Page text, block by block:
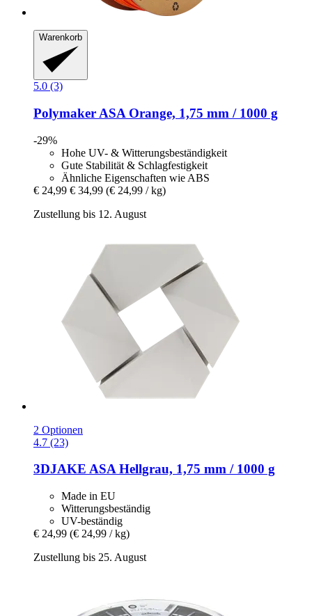
Warenkorb
5.0 (3)
Polymaker ASA Orange, 1,75 mm / 1000 g
-29%
Hohe UV- & Witterungsbeständigkeit
Gute Stabilität & Schlagfestigkeit
Ähnliche Eigenschaften wie ABS
€ 24,99 € 34,99 (€ 24,99 / kg)
Zustellung bis 12. August
2 Optionen
4.7 (23)
3DJAKE ASA Hellgrau, 1,75 mm / 1000 g
Made in EU
Witterungsbeständig
UV-beständig
€ 24,99 (€ 24,99 / kg)
Zustellung bis 25. August